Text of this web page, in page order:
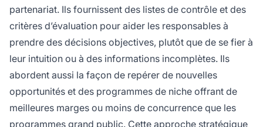
partenariat. Ils fournissent des listes de contrôle et des
critères d’évaluation pour aider les responsables à
prendre des décisions objectives, plutôt que de se fier à
leur intuition ou à des informations incomplètes. Ils
abordent aussi la façon de repérer de nouvelles
opportunités et des programmes de niche offrant de
meilleures marges ou moins de concurrence que les
programmes grand public. Cette approche stratégique